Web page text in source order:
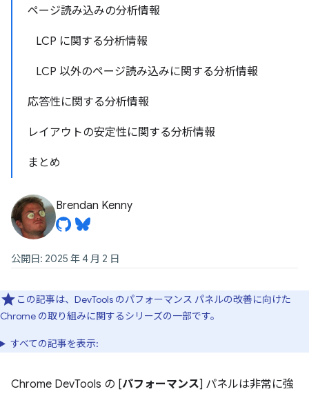
ページ読み込みの分析情報
LCP に関する分析情報
LCP 以外のページ読み込みに関する分析情報
応答性に関する分析情報
レイアウトの安定性に関する分析情報
まとめ
Brendan Kenny
公開日: 2025 年 4 月 2 日
この記事は、DevTools のパフォーマンス パネルの改善に向けた
Chrome の取り組みに関するシリーズの一部です。
すべての記事を表示:
Chrome DevTools の [パフォーマンス] パネルは非常に強